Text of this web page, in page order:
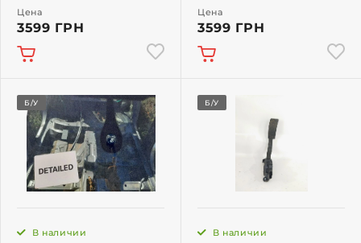
Цена
3599 ГРН
Цена
3599 ГРН
Б/У
В наличии
Б/У
В наличии